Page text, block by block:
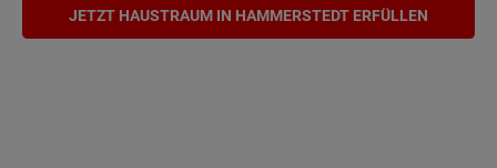
JETZT HAUSTRAUM IN HAMMERSTEDT ERFÜLLEN